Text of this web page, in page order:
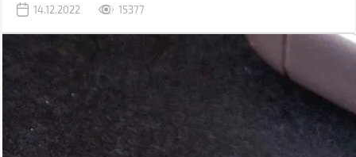
список, куди увійшли як товари першої необхідності, так і корисні
протягнути.
14.12.2022 15377